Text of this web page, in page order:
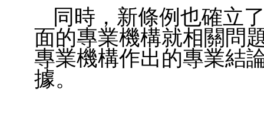
同時，新條例也確立
面的專業機構就相關問
專業機構作出的專業結
據。